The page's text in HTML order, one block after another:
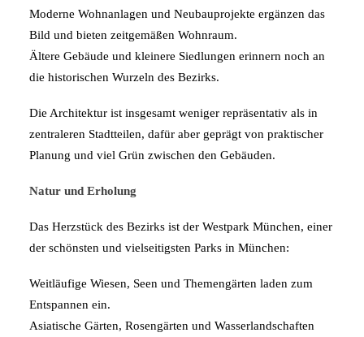
Moderne Wohnanlagen und Neubauprojekte ergänzen das
Bild und bieten zeitgemäßen Wohnraum.
Ältere Gebäude und kleinere Siedlungen erinnern noch an
die historischen Wurzeln des Bezirks.
Die Architektur ist insgesamt weniger repräsentativ als in
zentraleren Stadtteilen, dafür aber geprägt von praktischer
Planung und viel Grün zwischen den Gebäuden.
Natur und Erholung
Das Herzstück des Bezirks ist der Westpark München, einer
der schönsten und vielseitigsten Parks in München:
Weitläufige Wiesen, Seen und Themengärten laden zum
Entspannen ein.
Asiatische Gärten, Rosengärten und Wasserlandschaften